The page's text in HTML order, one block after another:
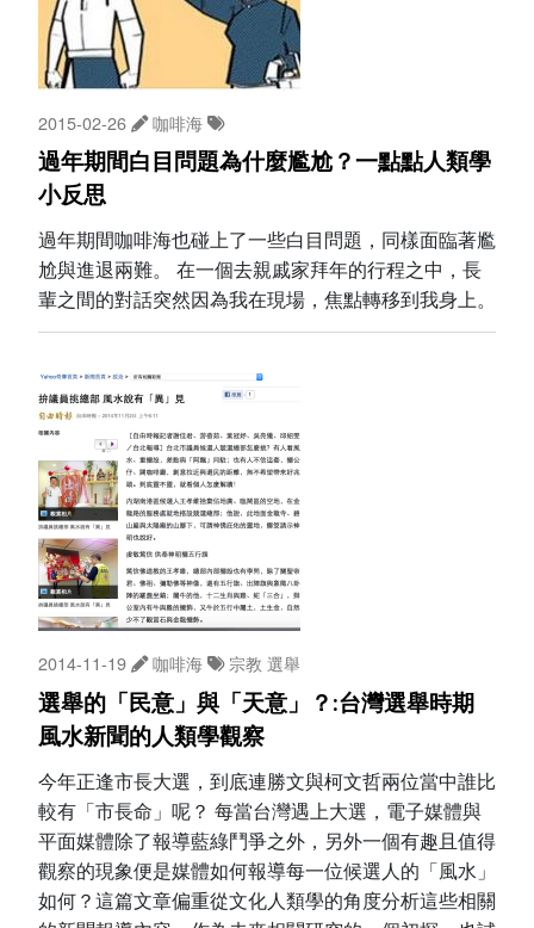
2015-02-26 咖啡海
過年期間白目問題為什麼尷尬？一點點人類學
小反思
過年期間咖啡海也碰上了一些白目問題，同樣面臨著尷
尬與進退兩難。 在一個去親戚家拜年的行程之中，長
輩之間的對話突然因為我在現場，焦點轉移到我身上。
2014-11-19 咖啡海 宗教 選舉
選舉的「民意」與「天意」？:台灣選舉時期
風水新聞的人類學觀察
今年正逢市長大選，到底連勝文與柯文哲兩位當中誰比
較有「市長命」呢？ 每當台灣遇上大選，電子媒體與
平面媒體除了報導藍綠鬥爭之外，另外一個有趣且值得
觀察的現象便是媒體如何報導每一位候選人的「風水」
如何？這篇文章偏重從文化人類學的角度分析這些相關